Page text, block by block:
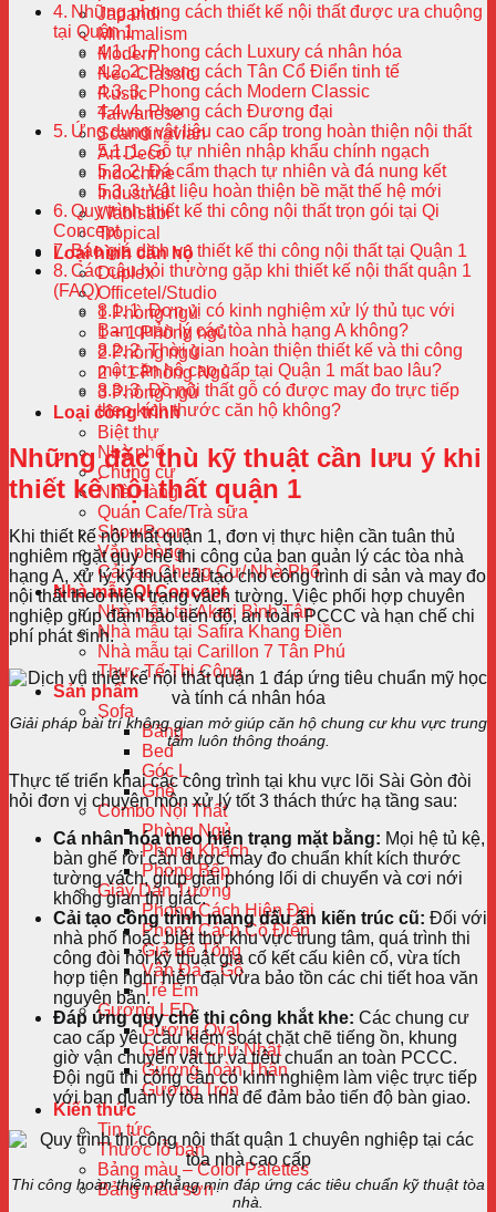
Japandi
Minimalism
Modern
Neo-Classic
Rustic
Taiwanese
Scandinavian
Art Deco
Indochine
Industrial
Wabisabi
Tropical
Loại hình căn hộ
Duplex
Officetel/Studio
1 Phòng ngủ
1 + 1 Phòng ngủ
2 Phòng ngủ
2 + 1 Phòng Ngủ
3 Phòng ngủ
Loại công trình
Biệt thự
Nhà phố
Chung cư
Nhà Hàng
Quán Cafe/Trà sữa
ShowRoom
Văn phòng
Cải tạo Chung Cư/ Nhà Phố
Nhà mẫu QI Concept
Nhà mẫu tại Akari Bình Tân
Nhà mẫu tại Safira Khang Điền
Nhà mẫu tại Carillon 7 Tân Phú
Thực Tế Thi Công
Sản phẩm
Sofa
Băng
Bed
Góc L
Ghế
Combo Nội Thất
Phòng Ngủ
Phòng Khách
Phòng Bếp
Giấy Dán Tường
Phong Cách Hiện Đại
Phong Cách Cổ Điển
Giả Bê Tông
Vân Đá – Gỗ
Trẻ Em
Gương LED
Gương Oval
Gương Chữ Nhật
Gương Toàn Thân
Gương Tròn
Kiến thức
Tin tức
Thước lỗ ban
Bảng màu – Color Palettes
Bảng màu sơn
Những phong cách thiết kế nội thất được ưa chuộng
tại Quận 1
1. Phong cách Luxury cá nhân hóa
2. Phong cách Tân Cổ Điển tinh tế
3. Phong cách Modern Classic
4. Phong cách Đương đại
Ứng dụng vật liệu cao cấp trong hoàn thiện nội thất
1. Gỗ tự nhiên nhập khẩu chính ngạch
2. Đá cẩm thạch tự nhiên và đá nung kết
3. Vật liệu hoàn thiện bề mặt thế hệ mới
Quy trình thiết kế thi công nội thất trọn gói tại Qi
Concept
Báo giá dịch vụ thiết kế thi công nội thất tại Quận 1
Các câu hỏi thường gặp khi thiết kế nội thất quận 1
(FAQ)
1. Đơn vị có kinh nghiệm xử lý thủ tục với
Ban quản lý các tòa nhà hạng A không?
2. Thời gian hoàn thiện thiết kế và thi công
một căn hộ cao cấp tại Quận 1 mất bao lâu?
3. Đồ nội thất gỗ có được may đo trực tiếp
theo kích thước căn hộ không?
Những đặc thù kỹ thuật cần lưu ý khi
thiết kế nội thất quận 1
Khi thiết kế nội thất quận 1, đơn vị thực hiện cần tuân thủ
nghiêm ngặt quy chế thi công của ban quản lý các tòa nhà
hạng A, xử lý kỹ thuật cải tạo cho công trình di sản và may đo
nội thất theo hiện trạng vách tường. Việc phối hợp chuyên
nghiệp giúp đảm bảo tiến độ, an toàn PCCC và hạn chế chi
phí phát sinh.
Giải pháp bài trí không gian mở giúp căn hộ chung cư khu vực trung
tâm luôn thông thoáng.
Thực tế triển khai các công trình tại khu vực lõi Sài Gòn đòi
hỏi đơn vị chuyên môn xử lý tốt 3 thách thức hạ tầng sau:
Cá nhân hóa theo hiện trạng mặt bằng: Mọi hệ tủ kệ,
bàn ghế rời cần được may đo chuẩn khít kích thước
tường vách, giúp giải phóng lối di chuyển và cơi nới
không gian thị giác.
Cải tạo công trình mang dấu ấn kiến trúc cũ: Đối với
nhà phố hoặc biệt thự khu vực trung tâm, quá trình thi
công đòi hỏi kỹ thuật gia cố kết cấu kiên cố, vừa tích
hợp tiện nghi hiện đại vừa bảo tồn các chi tiết hoa văn
nguyên bản.
Đáp ứng quy chế thi công khắt khe: Các chung cư
cao cấp yêu cầu kiểm soát chặt chẽ tiếng ồn, khung
giờ vận chuyển vật tư và tiêu chuẩn an toàn PCCC.
Đội ngũ thi công cần có kinh nghiệm làm việc trực tiếp
với ban quản lý tòa nhà để đảm bảo tiến độ bàn giao.
Thi công hoàn thiện phẳng mịn đáp ứng các tiêu chuẩn kỹ thuật tòa
nhà.